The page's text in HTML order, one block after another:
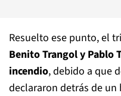
Resuelto ese punto, el
Benito Trangol y Pablo
incendio, debido a que
declararon detrás de